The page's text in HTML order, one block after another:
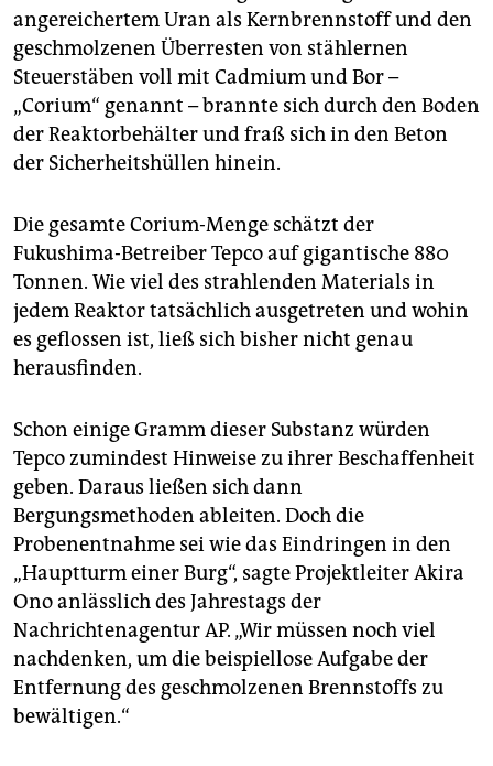
angereichertem Uran als Kernbrennstoff und den
geschmolzenen Überresten von stählernen
Steuerstäben voll mit Cadmium und Bor –
„Corium“ genannt – brannte sich durch den Boden
der Reaktorbehälter und fraß sich in den Beton
der Sicherheitshüllen hinein.
Die gesamte Corium-Menge schätzt der
Fukushima-Betreiber Tepco auf gigantische 880
Tonnen. Wie viel des strahlenden Materials in
jedem Reaktor tatsächlich ausgetreten und wohin
es geflossen ist, ließ sich bisher nicht genau
herausfinden.
Schon einige Gramm dieser Substanz würden
Tepco zumindest Hinweise zu ihrer Beschaffenheit
geben. Daraus ließen sich dann
Bergungsmethoden ableiten. Doch die
Probenentnahme sei wie das Eindringen in den
„Hauptturm einer Burg“, sagte Projektleiter Akira
Ono anlässlich des Jahrestags der
Nachrichtenagentur AP. „Wir müssen noch viel
nachdenken, um die beispiellose Aufgabe der
Entfernung des geschmolzenen Brennstoffs zu
bewältigen.“